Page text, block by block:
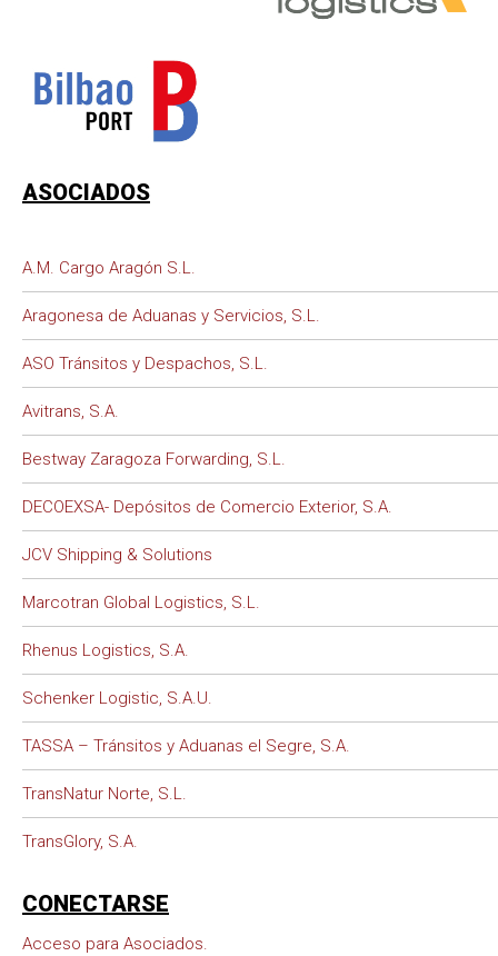
ASOCIADOS
A.M. Cargo Aragón S.L.
Aragonesa de Aduanas y Servicios, S.L.
ASO Tránsitos y Despachos, S.L.
Avitrans, S.A.
Bestway Zaragoza Forwarding, S.L.
DECOEXSA- Depósitos de Comercio Exterior, S.A.
JCV Shipping & Solutions
Marcotran Global Logistics, S.L.
Rhenus Logistics, S.A.
Schenker Logistic, S.A.U.
TASSA – Tránsitos y Aduanas el Segre, S.A.
TransNatur Norte, S.L.
TransGlory, S.A.
CONECTARSE
Acceso para Asociados.